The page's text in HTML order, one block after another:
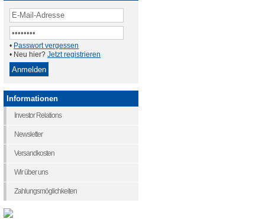
• Passwort vergessen
• Neu hier? Jetzt registrieren
Informationen
Investor Relations
Newsletter
Versandkosten
Wir über uns
Zahlungsmöglichkeiten